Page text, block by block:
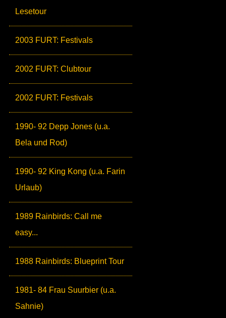
Lesetour
2003 FURT: Festivals
2002 FURT: Clubtour
2002 FURT: Festivals
1990- 92 Depp Jones (u.a.
Bela und Rod)
1990- 92 King Kong (u.a. Farin
Urlaub)
1989 Rainbirds: Call me
easy...
1988 Rainbirds: Blueprint Tour
1981- 84 Frau Suurbier (u.a.
Sahnie)